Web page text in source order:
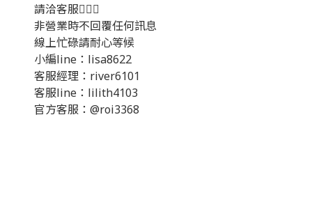
請洽客服💁🏻‍♂️
非營業時不回覆任何訊息
線上忙碌請耐心等候
小編line：lisa8622
客服經理：river6101
客服line：lilith4103
官方客服：@roi3368